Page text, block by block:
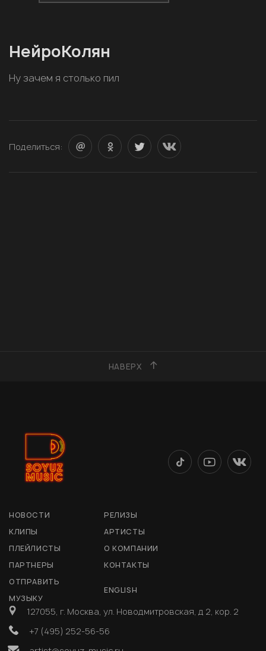
НейроКолян
Ну зачем я столько пил
Поделиться:
НАВЕРХ
НОВОСТИ
РЕЛИЗЫ
КЛИПЫ
АРТИСТЫ
ПЛЕЙЛИСТЫ
О КОМПАНИИ
ПАРТНЕРЫ
КОНТАКТЫ
ОТПРАВИТЬ
МУЗЫКУ
ENGLISH
127055, г. Москва, ул. Новодмитровская, д 2, кор. 2
+7 (495) 252-56-56